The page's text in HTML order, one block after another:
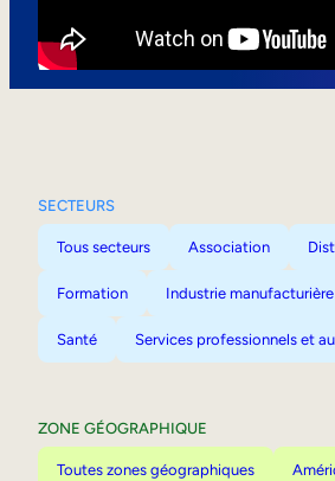
SECTEURS
Tous secteurs Association
Formation Industrie manufacturière
Santé Services professionnels et
ZONE GÉOGRAPHIQUE
Toutes zones géographiques